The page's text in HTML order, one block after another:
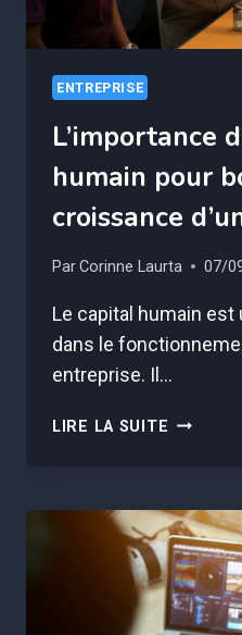
ENTREPRISE
L’importance
humain pour
croissance
ParCorinne Laurta 07/
Le capital humain
dans le
entreprise. Il…
LIRE LA SUITE
POUR
LA
D’UNE